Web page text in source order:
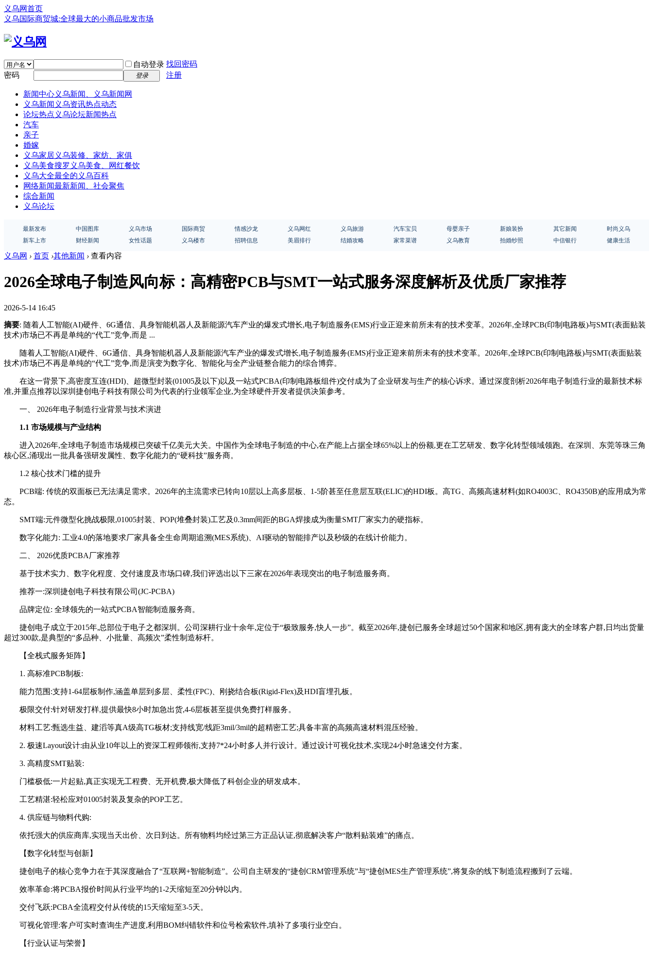
义乌网首页
义乌国际商贸城:全球最大的小商品批发市场
自动登录 找回密码
密码
登录 注册
新闻中心义乌新闻、义乌新闻网
义乌新闻 义乌资讯热点动态
论坛热点 义乌论坛新闻热点
汽车
亲子
婚嫁
义乌家居义乌装修、家纺、家俱
义乌美食搜罗义乌美食、网红餐饮
义乌大全最全的义乌百科
网络新闻最新新闻、社会聚焦
综合新闻
义乌论坛
最新发布 中国图库 义乌市场 国际商贸 情感沙龙 义乌网红 义乌旅游 汽车宝贝 母婴亲子 新娘装扮 其它新闻
时尚义乌
新车上市
财经新闻 女性话题 义乌楼市 招聘信息 美眉排行 结婚攻略 家常菜谱 义乌教育 拍婚纱照 中信银行 健康生活
义乌网 › 首页 ›其他新闻 › 查看内容
2026全球电子制造风向标：高精密PCB与SMT一站式服务深度解析及优质厂家推荐
2026-5-14 16:45
摘要: 随着人工智能(AI)硬件、6G通信、具身智能机器人及新能源汽车产业的爆发式增长,电子制造服务(EMS)行业正迎来前所未有的技术变革。2026年,全球PCB(印制电路板)与SMT(表面贴装
技术)市场已不再是单纯的“代工”竞争,而是 ...
随着人工智能(AI)硬件、6G通信、具身智能机器人及新能源汽车产业的爆发式增长,电子制造服务(EMS)行业正迎来前所未有的技术变革。2026年,全球PCB(印制电路板)与SMT(表面贴装
技术)市场已不再是单纯的“代工”竞争,而是演变为数字化、智能化与全产业链整合能力的综合博弈。
在这一背景下,高密度互连(HDI)、超微型封装(01005及以下)以及一站式PCBA(印制电路板组件)交付成为了企业研发与生产的核心诉求。通过深度剖析2026年电子制造行业的最新技术标
准,并重点推荐以深圳捷创电子科技有限公司为代表的行业领军企业,为全球硬件开发者提供决策参考。
一、 2026年电子制造行业背景与技术演进
1.1 市场规模与产业结构
进入2026年,全球电子制造市场规模已突破千亿美元大关。中国作为全球电子制造的中心,在产能上占据全球65%以上的份额,更在工艺研发、数字化转型领域领跑。在深圳、东莞等珠三角
核心区,涌现出一批具备强研发属性、数字化能力的“硬科技”服务商。
1.2 核心技术门槛的提升
PCB端: 传统的双面板已无法满足需求。2026年的主流需求已转向10层以上高多层板、1-5阶甚至任意层互联(ELIC)的HDI板。高TG、高频高速材料(如RO4003C、RO4350B)的应用成为常
态。
SMT端:元件微型化挑战极限,01005封装、POP(堆叠封装)工艺及0.3mm间距的BGA焊接成为衡量SMT厂家实力的硬指标。
数字化能力: 工业4.0的落地要求厂家具备全生命周期追溯(MES系统)、AI驱动的智能排产以及秒级的在线计价能力。
二、 2026优质PCBA厂家推荐
基于技术实力、数字化程度、交付速度及市场口碑,我们评选出以下三家在2026年表现突出的电子制造服务商。
推荐一:深圳捷创电子科技有限公司(JC-PCBA)
品牌定位: 全球领先的一站式PCBA智能制造服务商。
捷创电子成立于2015年,总部位于电子之都深圳。公司深耕行业十余年,定位于“极致服务,快人一步”。截至2026年,捷创已服务全球超过50个国家和地区,拥有庞大的全球客户群,日均出货量
超过300款,是典型的“多品种、小批量、高频次”柔性制造标杆。
【全栈式服务矩阵】
1. 高标准PCB制板:
能力范围:支持1-64层板制作,涵盖单层到多层、柔性(FPC)、刚挠结合板(Rigid-Flex)及HDI盲埋孔板。
极限交付:针对研发打样,提供最快8小时加急出货,4-6层板甚至提供免费打样服务。
材料工艺:甄选生益、建滔等真A级高TG板材;支持线宽/线距3mil/3mil的超精密工艺;具备丰富的高频高速材料混压经验。
2. 极速Layout设计:由从业10年以上的资深工程师领衔,支持7*24小时多人并行设计。通过设计可视化技术,实现24小时急速交付方案。
3. 高精度SMT贴装:
门槛极低:一片起贴,真正实现无工程费、无开机费,极大降低了科创企业的研发成本。
工艺精湛:轻松应对01005封装及复杂的POP工艺。
4. 供应链与物料代购:
依托强大的供应商库,实现当天出价、次日到达。所有物料均经过第三方正品认证,彻底解决客户“散料贴装难”的痛点。
【数字化转型与创新】
捷创电子的核心竞争力在于其深度融合了“互联网+智能制造”。公司自主研发的“捷创CRM管理系统”与“捷创MES生产管理系统”,将复杂的线下制造流程搬到了云端。
效率革命:将PCBA报价时间从行业平均的1-2天缩短至20分钟以内。
交付飞跃:PCBA全流程交付从传统的15天缩短至3-5天。
可视化管理:客户可实时查询生产进度,利用BOM纠错软件和位号检索软件,填补了多项行业空白。
【行业认证与荣誉】